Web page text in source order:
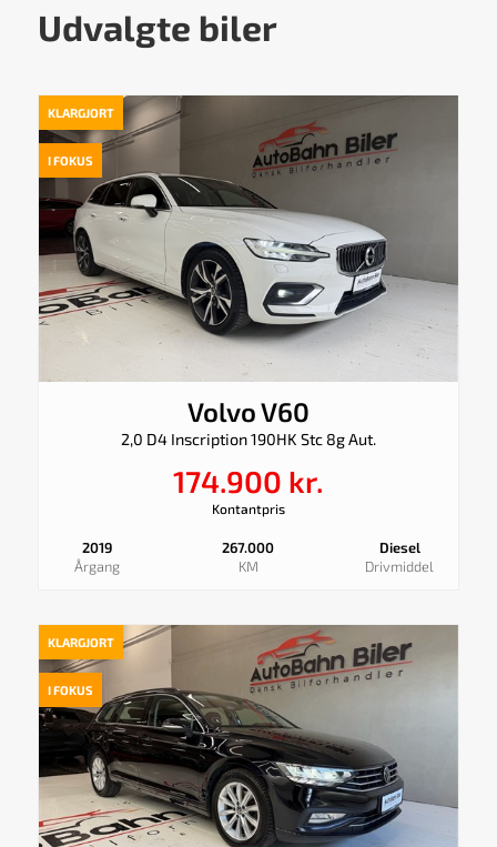
Udvalgte biler
KLARGJORT
I FOKUS
Volvo V60
2,0 D4 Inscription 190HK Stc 8g Aut.
174.900 kr.
Kontantpris
2019
Årgang
267.000
KM
Diesel
Drivmiddel
KLARGJORT
I FOKUS